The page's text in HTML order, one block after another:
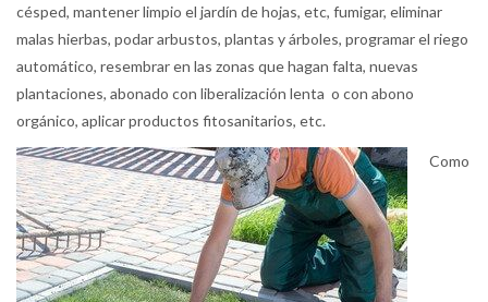
césped, mantener limpio el jardín de hojas, etc, fumigar, eliminar
malas hierbas, podar arbustos, plantas y árboles, programar el riego
automático, resembrar en las zonas que hagan falta, nuevas
plantaciones, abonado con liberalización lenta o con abono
orgánico, aplicar productos fitosanitarios, etc.
Como